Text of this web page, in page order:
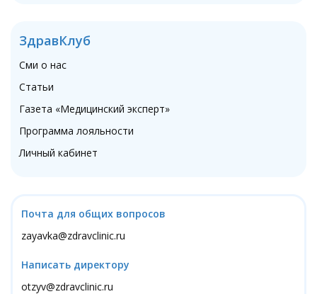
ЗдравКлуб
Сми о нас
Статьи
Газета «Медицинский эксперт»
Программа лояльности
Личный кабинет
Почта для общих вопросов
zayavka@zdravclinic.ru
Написать директору
otzyv@zdravclinic.ru